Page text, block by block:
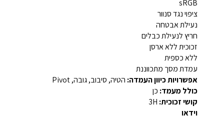
sRGB
ציפוי נגד סנוור
נעילת אבטחה
חריץ לנעילת כבלים
זכוכית ללא ארסן
ללא כספית
עמדת מסך מתכווננת
אפשרויות כיוון העמדה: הטיה, סיבוב, גובה, Pivot
כולל מעמד: כן
קושי זכוכית:
וידאו